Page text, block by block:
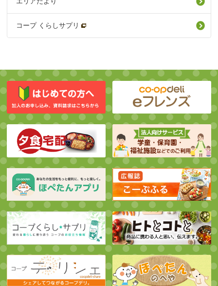
コープ くらしサプリ